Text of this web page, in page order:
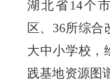
湖北省14个
区、36所综合
大中小学校，
践基地资源图